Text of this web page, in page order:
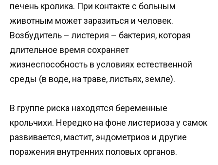
печень кролика. При контакте с больным
животным может заразиться и человек.
Возбудитель – листерия – бактерия, которая
длительное время сохраняет
жизнеспособность в условиях естественной
среды (в воде, на траве, листьях, земле).
В группе риска находятся беременные
крольчихи. Нередко на фоне листериоза у самок
развивается, мастит, эндометриоз и другие
поражения внутренних половых органов.